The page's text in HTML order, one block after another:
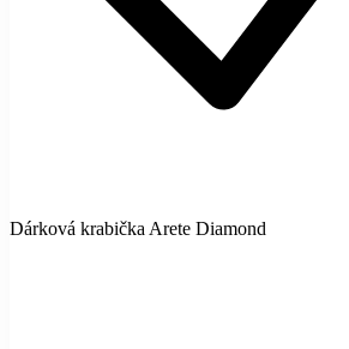
Dárková krabička Arete Diamond